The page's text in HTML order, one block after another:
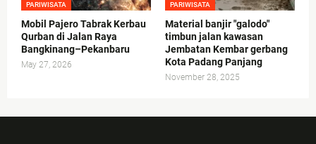
PARIWISATA
Mobil Pajero Tabrak Kerbau
Qurban di Jalan Raya
Bangkinang–Pekanbaru
May 27, 2026
PARIWISATA
Material banjir "galodo"
timbun jalan kawasan
Jembatan Kembar gerbang
Kota Padang Panjang
November 28, 2025